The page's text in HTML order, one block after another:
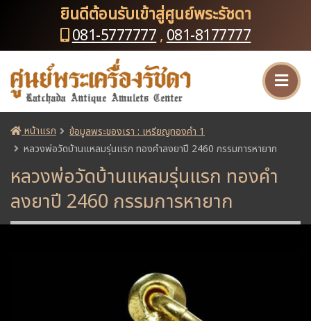
ยินดีต้อนรับเข้าสู่ศูนย์พระรัชดา
081-5777777, 081-8177777
หน้าแรก
ข้อมูลพระของเรา : เหรียญทองคำ 1
หลวงพ่อวัดบ้านแหลมรุ่นแรก ทองคำลงยาปี 2460 กรรมการหายาก
หลวงพ่อวัดบ้านแหลมรุ่นแรก ทองคำ
ลงยาปี 2460 กรรมการหายาก